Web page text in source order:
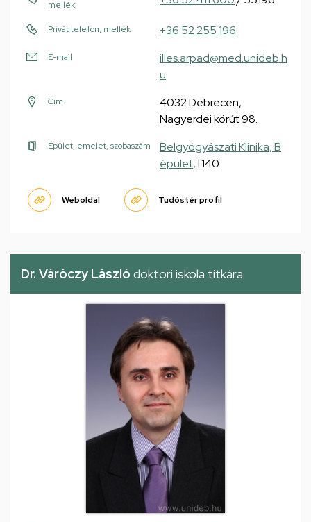
mellék
Privát telefon, mellék +36 52 255 196
E-mail
illes.arpad@med.unideb.h
u
Cím
4032 Debrecen,
Nagyerdei körút 98.
Épület, emelet, szobaszám
Belgyógyászati Klinika, B
épület, I.140
Weboldal Tudóstér profil
Dr. Váróczy László doktori iskola titkára